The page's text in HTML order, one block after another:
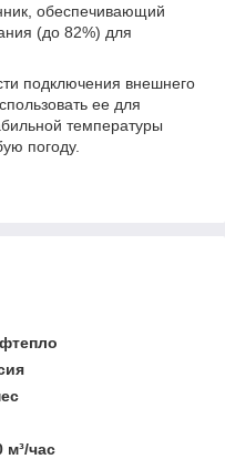
обеспечивающий
(до 82%) для
подключения внешнего
ее для
температуры
погоду.
м³/час